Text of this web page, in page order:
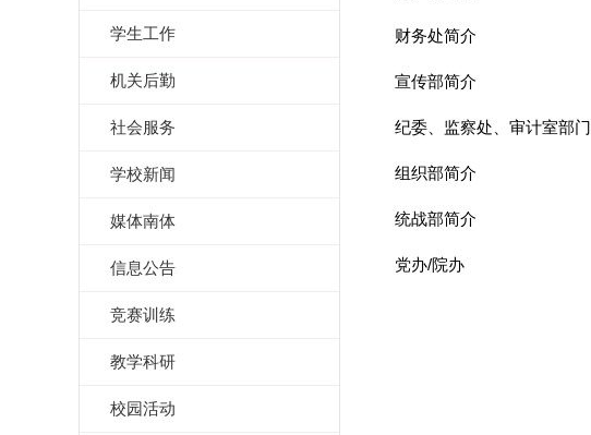
学生工作
机关后勤
社会服务
学校新闻
媒体南体
信息公告
竞赛训练
教学科研
校园活动
财务处简介
宣传部简介
纪委、监察处、审计室部
组织部简介
统战部简介
党办/院办